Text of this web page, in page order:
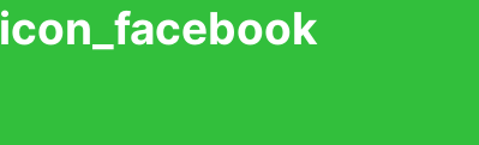
icon_facebook